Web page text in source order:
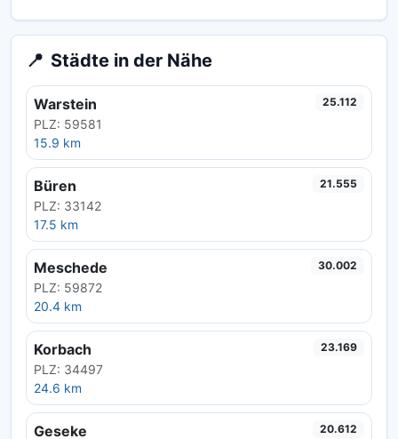
📍 Städte in der Nähe
Warstein
PLZ: 59581
15.9 km
25.112
Büren
PLZ: 33142
17.5 km
21.555
Meschede
PLZ: 59872
20.4 km
30.002
Korbach
PLZ: 34497
24.6 km
23.169
Geseke 20.612